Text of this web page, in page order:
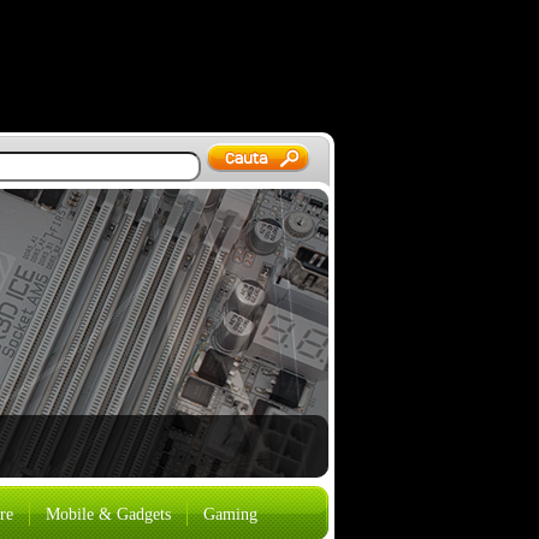
2026
Mobile & Gadgets Gaming